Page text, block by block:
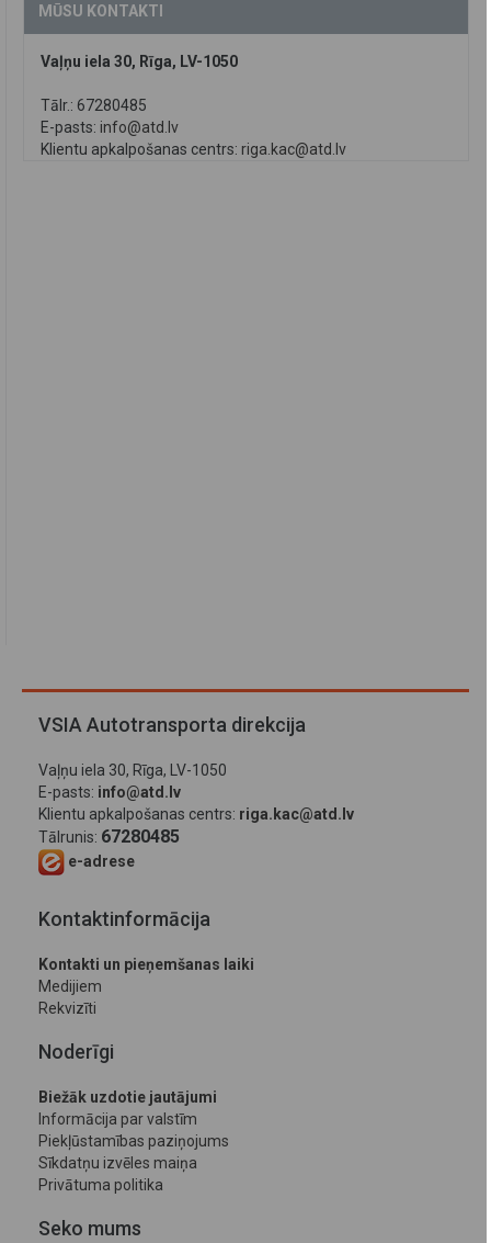
MŪSU KONTAKTI
Vaļņu iela 30, Rīga, LV-1050
Tālr.: 67280485
E-pasts: info@atd.lv
Klientu apkalpošanas centrs: riga.kac@atd.lv
VSIA Autotransporta direkcija
Vaļņu iela 30, Rīga, LV-1050
E-pasts: info@atd.lv
Klientu apkalpošanas centrs: riga.kac@atd.lv
Tālrunis: 67280485
e-adrese
Kontaktinformācija
Kontakti un pieņemšanas laiki
Medijiem
Rekvizīti
Noderīgi
Biežāk uzdotie jautājumi
Informācija par valstīm
Piekļūstamības paziņojums
Sīkdatņu izvēles maiņa
Privātuma politika
Seko mums